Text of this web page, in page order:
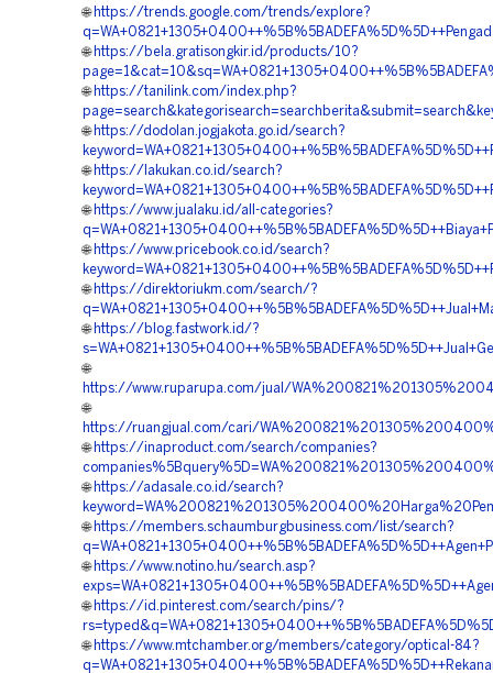
🌐 https://trends.google.com/trends/explore?
🌐 https://bela.gratisongkir.id/products/10?
🌐 https://tanilink.com/index.php?
🌐 https://dodolan.jogjakota.go.id/search?
🌐 https://lakukan.co.id/search?
🌐 https://www.jualaku.id/all-categories?
🌐 https://www.pricebook.co.id/search?
🌐 https://direktoriukm.com/search/?
🌐 https://blog.fastwork.id/?
🌐
https://www.ruparupa.com/jual/
🌐
https://ruangjual.com/cari/
🌐 https://inaproduct.com/search/companies?
🌐 https://adasale.co.id/search?
🌐 https://members.schaumburgbusiness.com/list/search?
🌐 https://www.notino.hu/search.asp?
🌐 https://id.pinterest.com/search/pins/?
🌐 https://www.mtchamber.org/members/category/optical-84?